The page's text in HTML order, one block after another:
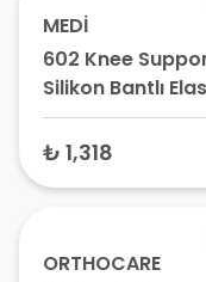
MEDİ
602 Knee
Silikon Bantlı
Dizlik Caramel –
Medikal Elastik
₺ 1,318
ORTHOCARE